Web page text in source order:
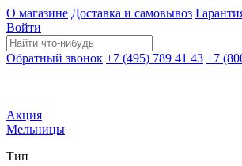
О магазине Доставка и самовывоз
Войти
Обратный звонок +7 (495) 789 41 43 +7
Акция
Мельницы
Тип